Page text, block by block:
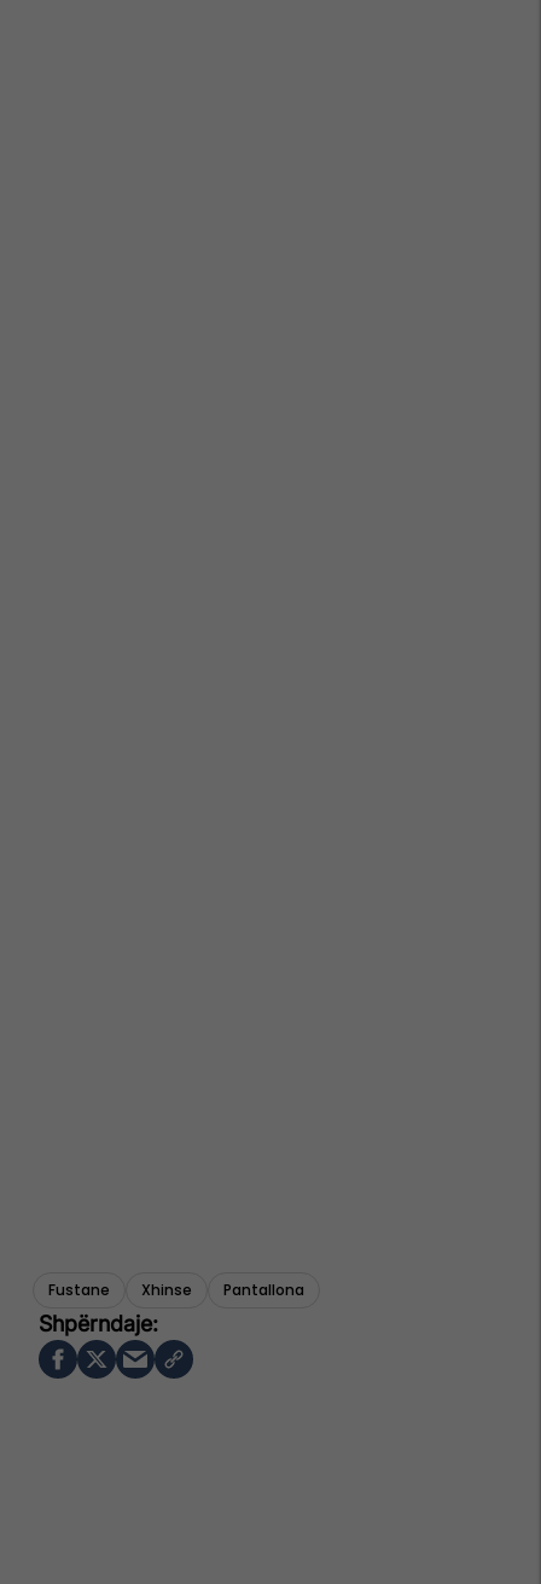
Fustane Xhinse Pantallona